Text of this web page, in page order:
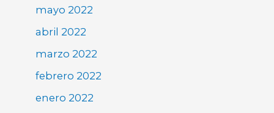
mayo 2022
abril 2022
marzo 2022
febrero 2022
enero 2022